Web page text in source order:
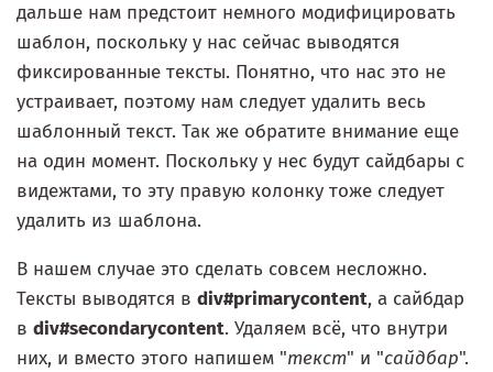
дальше нам предстоит немного модифицировать
шаблон, поскольку у нас сейчас выводятся
фиксированные тексты. Понятно, что нас это не
устраивает, поэтому нам следует удалить весь
шаблонный текст. Так же обратите внимание еще
на один момент. Поскольку у нес будут сайдбары с
видежтами, то эту правую колонку тоже следует
удалить из шаблона.
В нашем случае это сделать совсем несложно.
Тексты выводятся в div#primarycontent, а сайбдар
в div#secondarycontent. Удаляем всё, что внутри
них, и вместо этого напишем "текст" и "сайдбар".